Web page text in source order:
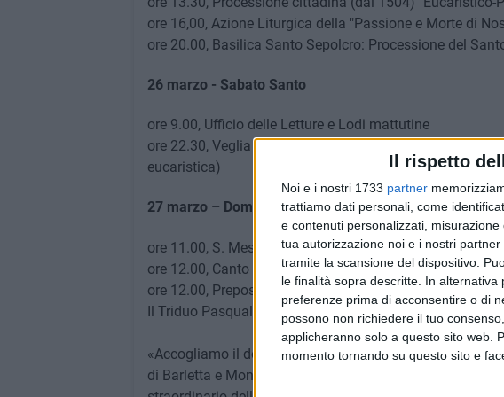
Il rispetto
Noi e i nostri 1733 partner
trattiamo dati personali, come
e contenuti personalizzati,
tua autorizzazione noi e i nostri
tramite la scansione del dispositivo.
le finalità sopra descritte. In
preferenze prima di acconsentire o di
possono non richiedere il tuo
applicheranno solo a questo sito web.
momento tornando su questo sito e
ore 16,00, Azione Liturgica della "Passione e Morte di
ore 20.00, Basilica Santo Sepolcro: Processione del
26 marzo - Sabato Santo
ore 9.00, Ufficio delle Letture e Lodi mattutine
ore 22.30, Veglia di Pasqua (Lucernario - Liturgia della
eucaristica)
27 marzo – Domenica di Risurrezione
ore 11.00, S. Messa di "Pasqua di Risurrezione"
ore 12.00, Canto del "Regina coeli" - Omaggio della
ore 12.00, Prepositura Curata S. Giacomo M.:
Il Triduo Pasquale sarà presieduto da S.Em. Card.
«Accogliamo il dono dell'Indulgenza Plenaria –
di Barletta e Mons. Angelo Dipasquale, Arciprete della